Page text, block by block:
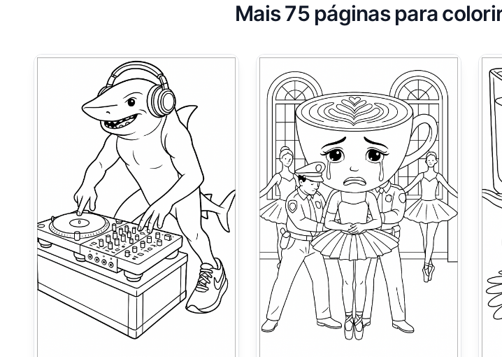
Mais 75 páginas para